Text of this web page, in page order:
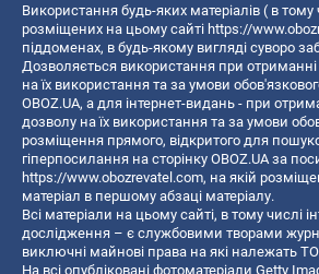
Використання будь-яких матеріалів ( в тому
розміщених на цьому сайті https://
піддоменах, в будь-якому вигляді суворо
Дозволяється використання при
на їх використання та за умови
OBOZ.UA, а для інтернет-видань - при
дозволу на їх використання та за умови
розміщення прямого, відкритого для
гіперпосилання на сторінку OBOZ.UA за
https://www.obozrevatel.com, на якій
матеріал в першому абзаці матеріалу.
Всі матеріали на цьому сайті, в тому числі
дослідження – є службовими творами
виключні майнові права на які належать
На всі опубліковані фотоматеріали Getty